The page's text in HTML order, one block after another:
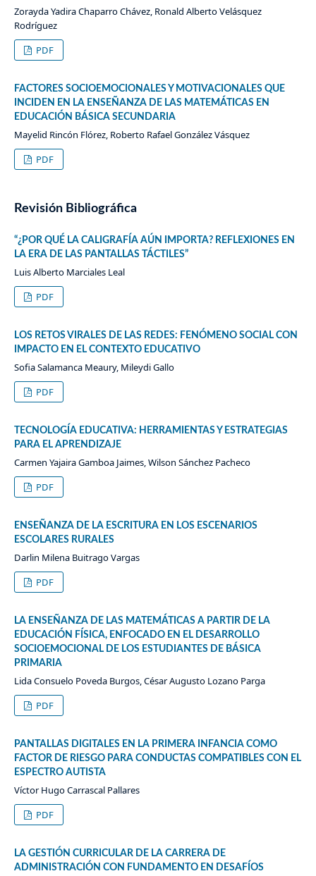
Zorayda Yadira Chaparro Chávez, Ronald Alberto Velásquez
Rodríguez
PDF
FACTORES SOCIOEMOCIONALES Y MOTIVACIONALES QUE
INCIDEN EN LA ENSEÑANZA DE LAS MATEMÁTICAS EN
EDUCACIÓN BÁSICA SECUNDARIA
Mayelid Rincón Flórez, Roberto Rafael González Vásquez
PDF
Revisión Bibliográfica
“¿POR QUÉ LA CALIGRAFÍA AÚN IMPORTA? REFLEXIONES EN
LA ERA DE LAS PANTALLAS TÁCTILES”
Luis Alberto Marciales Leal
PDF
LOS RETOS VIRALES DE LAS REDES: FENÓMENO SOCIAL CON
IMPACTO EN EL CONTEXTO EDUCATIVO
Sofia Salamanca Meaury, Mileydi Gallo
PDF
TECNOLOGÍA EDUCATIVA: HERRAMIENTAS Y ESTRATEGIAS
PARA EL APRENDIZAJE
Carmen Yajaira Gamboa Jaimes, Wilson Sánchez Pacheco
PDF
ENSEÑANZA DE LA ESCRITURA EN LOS ESCENARIOS
ESCOLARES RURALES
Darlin Milena Buitrago Vargas
PDF
LA ENSEÑANZA DE LAS MATEMÁTICAS A PARTIR DE LA
EDUCACIÓN FÍSICA, ENFOCADO EN EL DESARROLLO
SOCIOEMOCIONAL DE LOS ESTUDIANTES DE BÁSICA
PRIMARIA
Lida Consuelo Poveda Burgos, César Augusto Lozano Parga
PDF
PANTALLAS DIGITALES EN LA PRIMERA INFANCIA COMO
FACTOR DE RIESGO PARA CONDUCTAS COMPATIBLES CON EL
ESPECTRO AUTISTA
Víctor Hugo Carrascal Pallares
PDF
LA GESTIÓN CURRICULAR DE LA CARRERA DE
ADMINISTRACIÓN CON FUNDAMENTO EN DESAFÍOS